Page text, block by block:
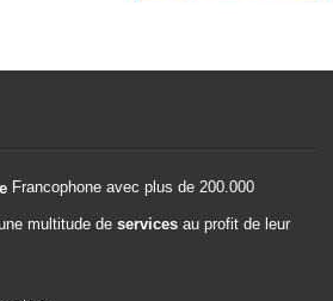
Francophone avec plus de 200.000
multitude de services au profit de leur